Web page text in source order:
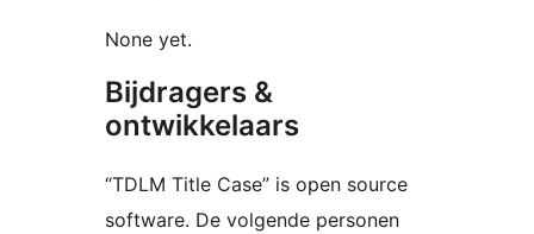
None yet.
Bijdragers &
ontwikkelaars
“TDLM Title Case” is open source
software. De volgende personen